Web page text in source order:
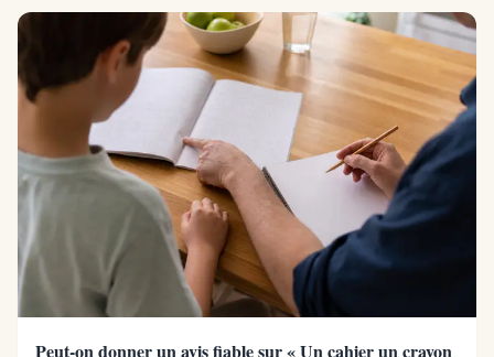
Peut-on donner un avis fiable sur « Un cahier un crayon